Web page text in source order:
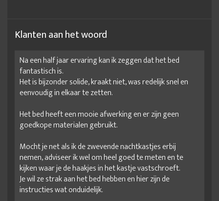
Klanten aan het woord
Na een half jaar ervaring kan ik zeggen dat het bed
fantastisch is.
Het is bijzonder solide, kraakt niet, was redelijk snel en
eenvoudig in elkaar te zetten.
Het bed heeft een mooie afwerking en er zijn geen
goedkope materialen gebruikt.
Mocht je net als ik de zwevende nachtkastjes erbij
nemen, adviseer ik wel om heel goed te meten en te
kijken waar je de haakjes in het kastje vastschroeft.
Je wil ze strak aan het bed hebben en hier zijn de
instructies wat onduidelijk.